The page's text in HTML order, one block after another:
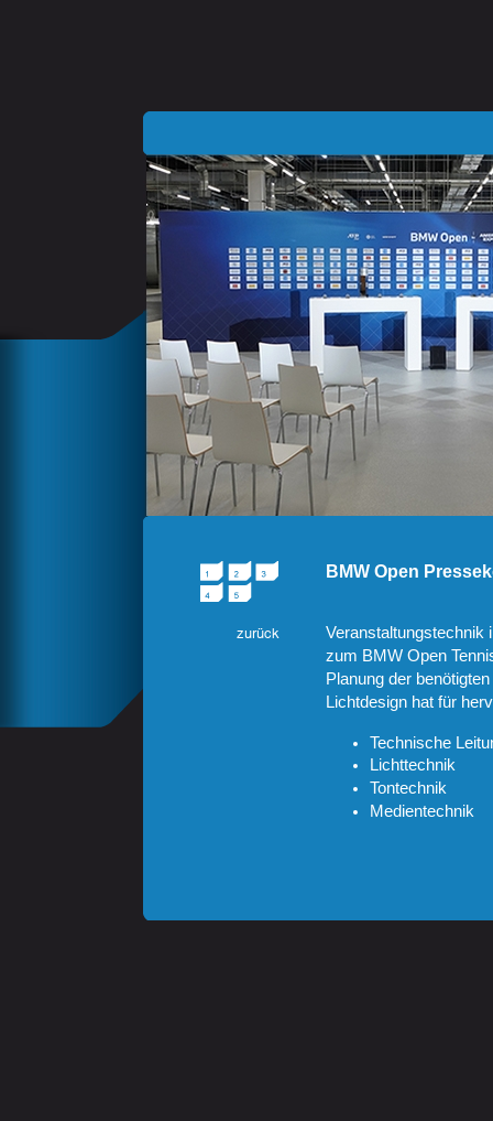
BMW Open
Veranstaltungstechnik
zum BMW Open
Planung der
Lichtdesign hat für
Technische
Lichttechnik
Tontechnik
Medientechnik